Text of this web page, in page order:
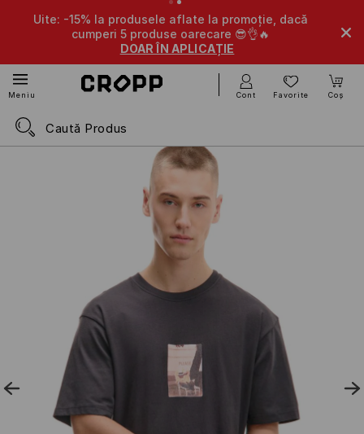
Uite: -15% la produsele aflate la promoție, dacă
cumperi 5 produse oarecare 😎👌🔥
DOAR ÎN APLICAȚIE
Meniu Cont Favorite Coș